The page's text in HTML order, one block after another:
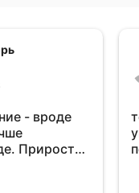
- вроде
Прирост
очень
потом